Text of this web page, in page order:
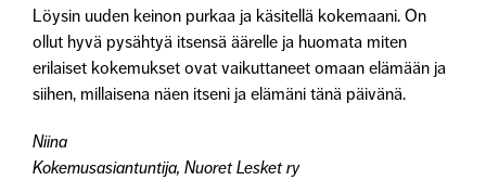
Löysin uuden keinon purkaa ja käsitellä kokemaani. On
ollut hyvä pysähtyä itsensä äärelle ja huomata miten
erilaiset kokemukset ovat vaikuttaneet omaan elämään ja
siihen, millaisena näen itseni ja elämäni tänä päivänä.
Niina
Kokemusasiantuntija, Nuoret Lesket ry